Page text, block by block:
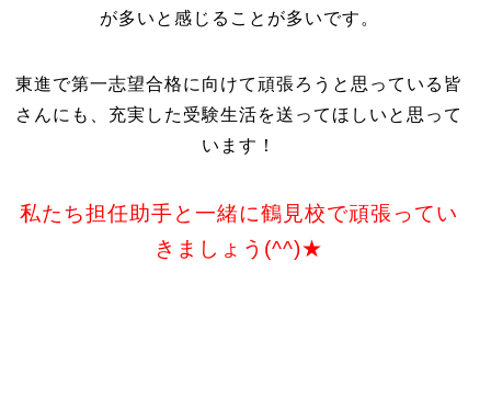
が多いと感じることが多いです。
東進で第一志望合格に向けて頑張ろうと思っている皆
さんにも、充実した受験生活を送ってほしいと思って
います！
私たち担任助手と一緒に鶴見校で頑張ってい
きましょう(^^)★